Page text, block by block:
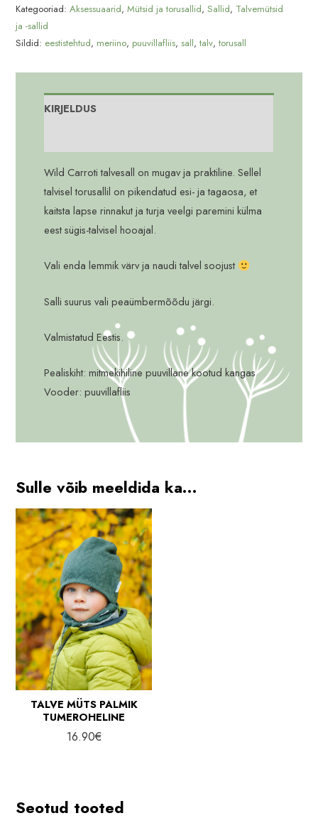
tumeroheline
kogus
Kategooriad:Aksessuaarid,Mütsid ja torusallid,Sallid, Talvemütsid
ja -sallid
Sildid: eestistehtud, meriino, puuvillafliis,sall,talv,torusall
KIRJELDUS
Wild Carroti talvesall on mugav ja praktiline. Sellel
talvisel torusallil on pikendatud esi- ja tagaosa, et
kaitsta lapse rinnakut ja turja veelgi paremini külma
eest sügis-talvisel hooajal.
Vali enda lemmik värv ja naudi talvel soojust
Salli suurus vali peaümbermõõdu järgi.
Valmistatud Eestis.
Pealiskiht: mitmekihiline puuvillane kootud kangas
Vooder: puuvillafliis
Sulle võib meeldida ka…
TALVE MÜTS PALMIK
TUMEROHELINE
16.90€
Seotud tooted